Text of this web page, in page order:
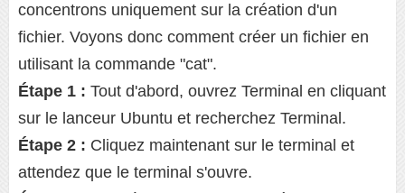
concentrons uniquement sur la création d'un
fichier. Voyons donc comment créer un fichier en
utilisant la commande "cat".
Étape 1 : Tout d'abord, ouvrez Terminal en cliquant
sur le lanceur Ubuntu et recherchez Terminal.
Étape 2 : Cliquez maintenant sur le terminal et
attendez que le terminal s'ouvre.